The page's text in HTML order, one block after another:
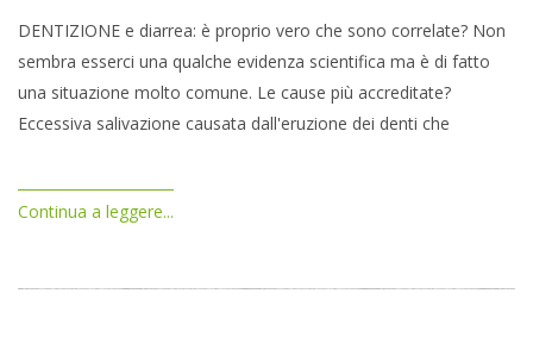
DENTIZIONE e diarrea: è proprio vero che sono correlate? Non
sembra esserci una qualche evidenza scientifica ma è di fatto
una situazione molto comune. Le cause più accreditate?
Eccessiva salivazione causata dall'eruzione dei denti che
Continua a leggere...